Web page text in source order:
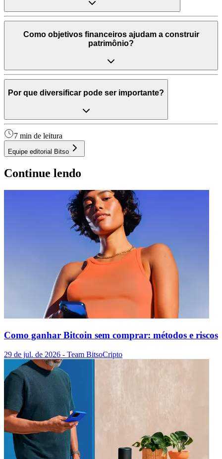
Como objetivos financeiros ajudam a construir
patrimônio?
Por que diversificar pode ser importante?
7 min de leitura
Equipe editorial Bitso
Continue lendo
Como ganhar Bitcoin sem comprar: métodos e riscos
29 de jul. de 2026 - Team BitsoCripto